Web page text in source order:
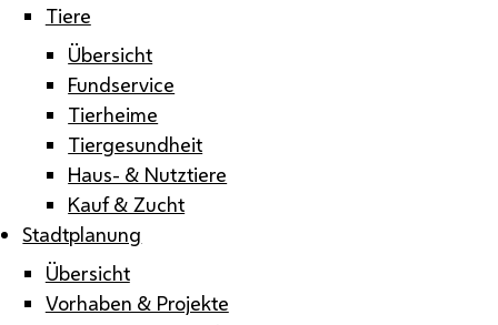
Tiere
Übersicht
Fundservice
Tierheime
Tiergesundheit
Haus- & Nutztiere
Kauf & Zucht
Stadtplanung
Übersicht
Vorhaben & Projekte